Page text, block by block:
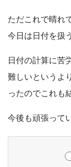
ただこれで晴れ
今日は日付を扱
日付の計算に苦
難しいというよ
ったのでこれも
今後も頑張って